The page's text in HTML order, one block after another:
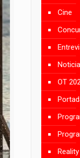
Cine
OT
Reality